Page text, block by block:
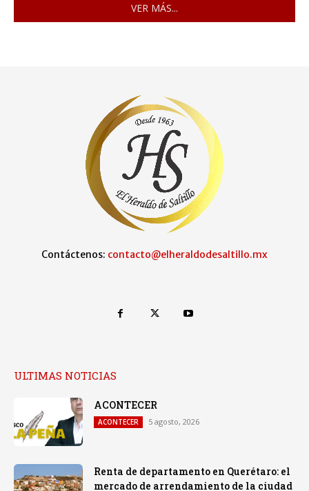
VER MÁS...
Contáctenos: contacto@elheraldodesaltillo.mx
ULTIMAS NOTICIAS
ACONTECER
ACONTECER 5 agosto, 2026
Renta de departamento en Querétaro: el
mercado de arrendamiento de la ciudad